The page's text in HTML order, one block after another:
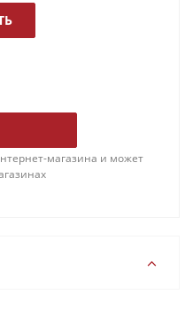
магазина и может